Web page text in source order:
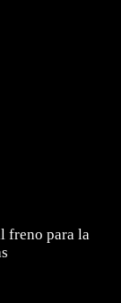
freno para la